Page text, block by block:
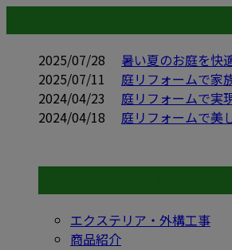
2025/07/28
暑い夏のお庭を快
2025/07/11
庭リフォームで家
2024/04/23
庭リフォームで実
2024/04/18
庭リフォームで美
エクステリア・外構工事
商品紹介